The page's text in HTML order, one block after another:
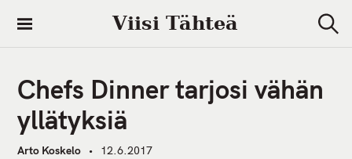
i
Viisi Tähteä
e
Chefs Dinner tarjosi vähän
yllätyksiä
Arto Koskelo 12.6.2017